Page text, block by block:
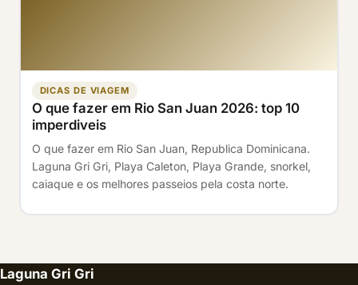
DICAS DE VIAGEM
O que fazer em Rio San Juan 2026: top 10
imperdiveis
O que fazer em Rio San Juan, Republica Dominicana.
Laguna Gri Gri, Playa Caleton, Playa Grande, snorkel,
caiaque e os melhores passeios pela costa norte.
Laguna Gri Gri